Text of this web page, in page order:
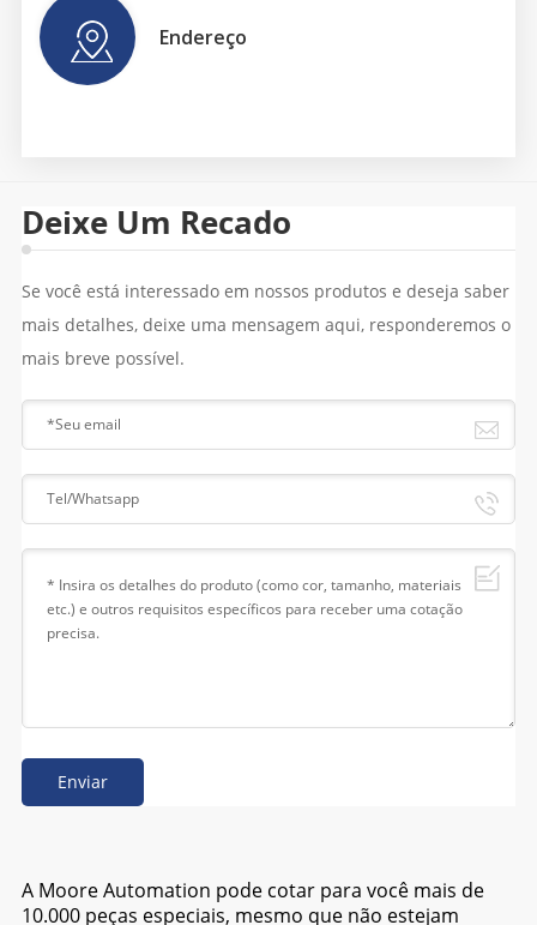
Endereço
Deixe Um Recado
Se você está interessado em nossos produtos e deseja saber
mais detalhes, deixe uma mensagem aqui, responderemos o
mais breve possível.
Enviar
A Moore Automation pode cotar para você mais de
10.000 peças especiais, mesmo que não estejam